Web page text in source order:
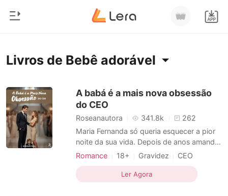
Histórico
Sair
Baixar App
Início
Moderno
Lobisomem
Contos
Livros de Bebê adorável
A babá é a mais nova obsessão
do CEO
Roseanautora 341.8k
262
Maria Fernanda só queria esquecer a pior
noite da sua vida. Depois de anos amando
o melhor amigo em silêncio, ela descobre -
não era para ela. Ferida, furiosa e decidida
a virar a página, aceita ir para uma boate
Romance 18+ Gravidez
CEO
Azarada
Paixão / Erótica
Local de trabalho
Bilionário
Ler Agora